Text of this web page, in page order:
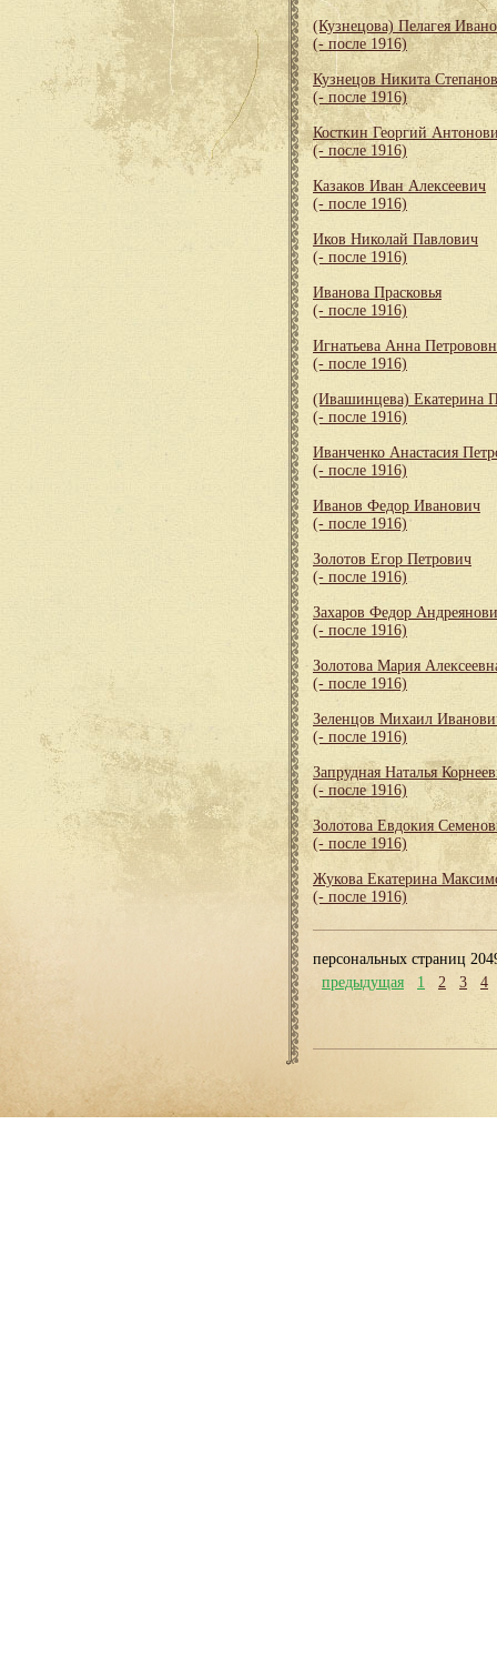
(Кузнецова) Пелагея
(- после 1916)
Кузнецов Никита
(- после 1916)
Косткин Георгий
(- после 1916)
Казаков Иван Алексеевич
(- после 1916)
Иков Николай Павлович
(- после 1916)
Иванова Прасковья
(- после 1916)
Игнатьева Анна
(- после 1916)
(Ивашинцева) Екатерина
(- после 1916)
Иванченко Анастасия
(- после 1916)
Иванов Федор Иванович
(- после 1916)
Золотов Егор Петрович
(- после 1916)
Захаров Федор
(- после 1916)
Золотова Мария
(- после 1916)
Зеленцов Михаил
(- после 1916)
Запрудная Наталья
(- после 1916)
Золотова Евдокия
(- после 1916)
Жукова Екатерина
(- после 1916)
персональных страниц
предыдущая
1 2 3 4